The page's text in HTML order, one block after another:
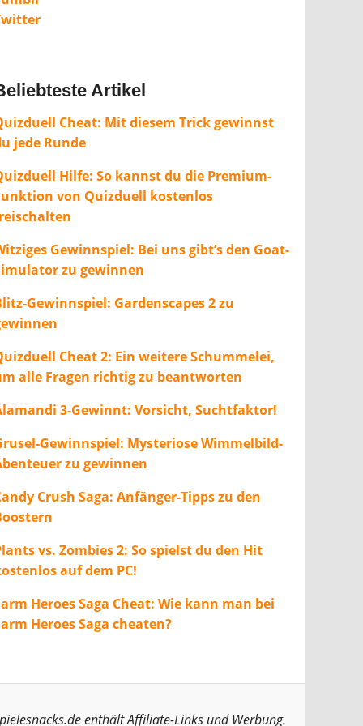
Artikel
Cheat: Mit diesem Trick gewinnst
jede Runde
Hilfe: So kannst du die Premium-
von Quizduell kostenlos
Gewinnspiel: Bei uns gibt’s den Goat-
zu gewinnen
Gewinnspiel: Gardenscapes 2 zu
Cheat 2: Ein weitere Schummelei,
alle Fragen richtig zu beantworten
3-Gewinnt: Vorsicht, Suchtfaktor!
Gewinnspiel: Mysteriose Wimmelbild-
zu gewinnen
Crush Saga: Anfänger-Tipps zu den
vs. Zombies 2: So spielst du den Hit
auf dem PC!
Heroes Saga Cheat: Wie kann man bei
Heroes Saga cheaten?
enthält Affiliate-Links und Werbung.